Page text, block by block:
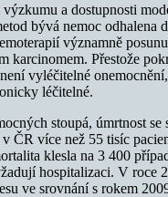
a dostupnosti
bývá nemoc odhalena
významně
karcinomem. Přestože
vyléčitelné
léčitelné.
stoupá, úmrtnost se
ČR více než 55 tisíc
klesla na 3 400
hospitalizaci. V roce
ve srovnání s rokem